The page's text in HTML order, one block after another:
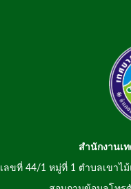
สำนักงานเ
เลขที่ 44/1 หมู่ที่ 1 ตำบลเขาไ